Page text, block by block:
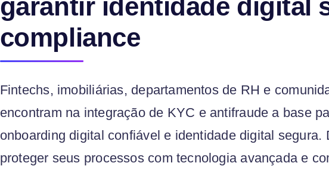
garantir identidade digital
compliance
Fintechs, imobiliárias, departamentos de RH e
encontram na integração de KYC e antifraude a base
onboarding digital confiável e identidade digital segura.
proteger seus processos com tecnologia avançada e